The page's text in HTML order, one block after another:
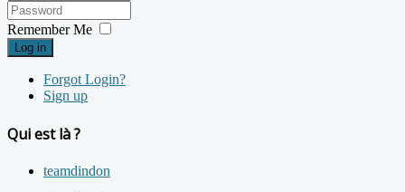
Remember Me
Log in
Forgot Login?
Sign up
Qui est là ?
teamdindon